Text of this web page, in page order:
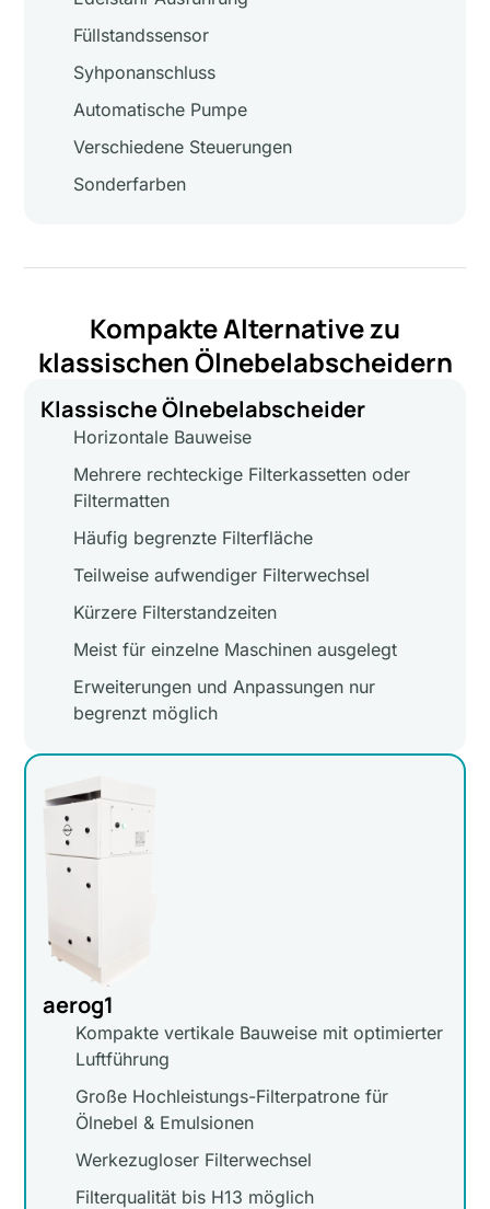
Füllstandssensor
Syhponanschluss
Automatische Pumpe
Verschiedene Steuerungen
Sonderfarben
Kompakte Alternative zu
klassischen Ölnebelabscheidern
Klassische Ölnebelabscheider
Horizontale Bauweise
Mehrere rechteckige Filterkassetten oder
Filtermatten
Häufig begrenzte Filterfläche
Teilweise aufwendiger Filterwechsel
Kürzere Filterstandzeiten
Meist für einzelne Maschinen ausgelegt
Erweiterungen und Anpassungen nur
begrenzt möglich
aerog1
Kompakte vertikale Bauweise mit optimierter
Luftführung
Große Hochleistungs-Filterpatrone für
Ölnebel & Emulsionen
Werkezugloser Filterwechsel
Filterqualität bis H13 möglich